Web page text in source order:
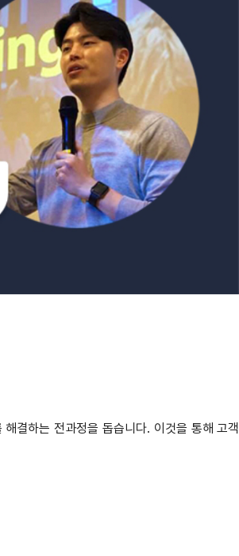
결하는 전과정을 돕습니다. 이것을 통해 고객